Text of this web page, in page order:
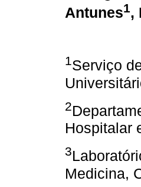
Antunes1,
1Serviço
2
Hospitalar
3
Medicina,